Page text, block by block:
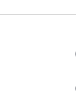
che modo la
adeguano
alle situazioni
del gruppo
è che le